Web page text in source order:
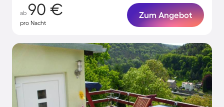
ab 90 €
pro Nacht
Zum Angebot